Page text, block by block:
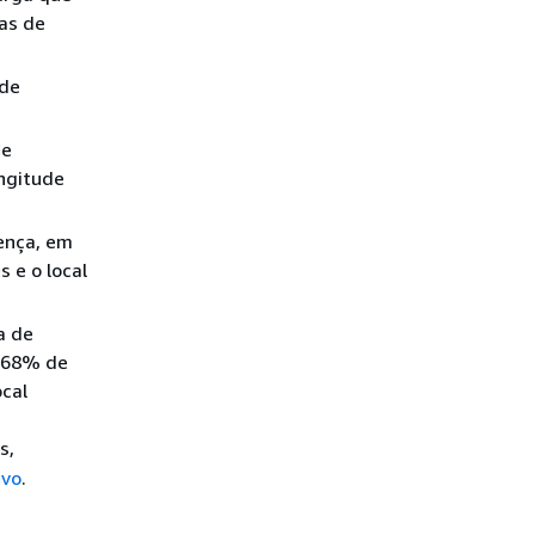
de
em
e o local
de
de
.